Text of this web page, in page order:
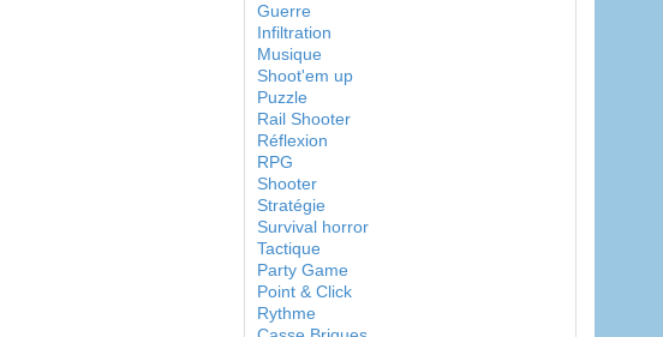
Guerre
Infiltration
Musique
Shoot'em up
Puzzle
Rail Shooter
Réflexion
RPG
Shooter
Stratégie
Survival horror
Tactique
Party Game
Point & Click
Rythme